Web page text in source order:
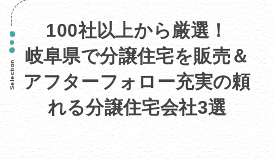
100社以上から厳選！
岐阜県で分譲住宅を販売＆
アフターフォロー充実の頼
れる分譲住宅会社3選
Selection